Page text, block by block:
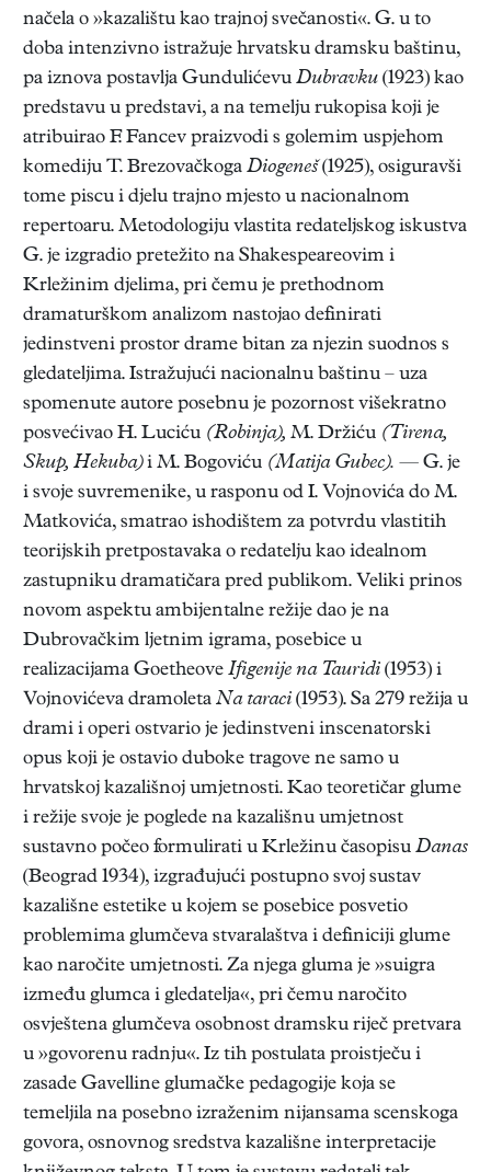
načela o »kazalištu kao trajnoj svečanosti«. G. u to
doba intenzivno istražuje hrvatsku dramsku baštinu,
pa iznova postavlja Gundulićevu Dubravku (1923) kao
predstavu u predstavi, a na temelju rukopisa koji je
atribuirao F. Fancev praizvodi s golemim uspjehom
komediju T. Brezovačkoga Diogeneš(1925), osiguravši
tome piscu i djelu trajno mjesto u nacionalnom
repertoaru. Metodologiju vlastita redateljskog iskustva
G. je izgradio pretežito na Shakespeareovim i
Krležinim djelima, pri čemu je prethodnom
dramaturškom analizom nastojao definirati
jedinstveni prostor drame bitan za njezin suodnos s
gledateljima. Istražujući nacionalnu baštinu – uza
spomenute autore posebnu je pozornost višekratno
posvećivao H. Luciću (Robinja), M. Držiću (Tirena,
Skup, Hekuba)i M. Bogoviću (Matija Gubec). — G. je
i svoje suvremenike, u rasponu od I. Vojnovića do M.
Matkovića, smatrao ishodištem za potvrdu vlastitih
teorijskih pretpostavaka o redatelju kao idealnom
zastupniku dramatičara pred publikom. Veliki prinos
novom aspektu ambijentalne režije dao je na
Dubrovačkim ljetnim igrama, posebice u
realizacijama Goetheove Ifigenije na Tauridi (1953) i
Vojnovićeva dramoleta Na taraci (1953). Sa 279 režija u
drami i operi ostvario je jedinstveni inscenatorski
opus koji je ostavio duboke tragove ne samo u
hrvatskoj kazališnoj umjetnosti. Kao teoretičar glume
i režije svoje je poglede na kazališnu umjetnost
sustavno počeo formulirati u Krležinu časopisu Danas
(Beograd 1934), izgrađujući postupno svoj sustav
kazališne estetike u kojem se posebice posvetio
problemima glumčeva stvaralaštva i definiciji glume
kao naročite umjetnosti. Za njega gluma je »suigra
između glumca i gledatelja«, pri čemu naročito
osvještena glumčeva osobnost dramsku riječ pretvara
u »govorenu radnju«. Iz tih postulata proistječu i
zasade Gavelline glumačke pedagogije koja se
temeljila na posebno izraženim nijansama scenskoga
govora, osnovnog sredstva kazališne interpretacije